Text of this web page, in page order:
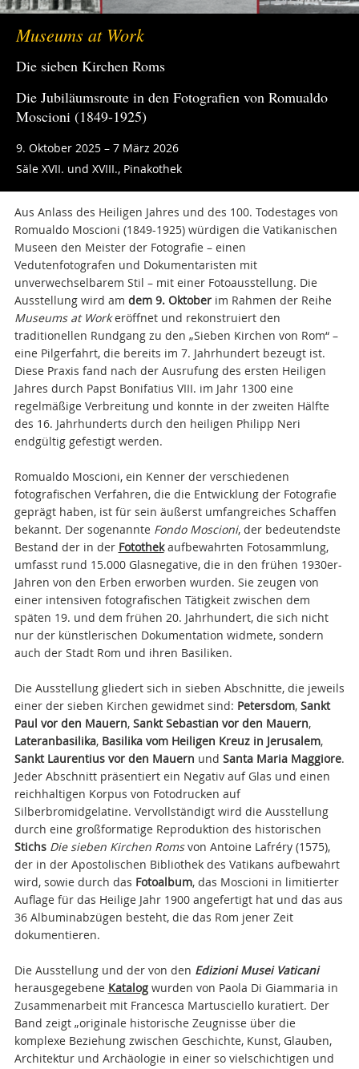
Museums at Work
Die sieben Kirchen Roms
Die Jubiläumsroute in den Fotografien von Romualdo
Moscioni (1849-1925)
9. Oktober 2025 – 7 März 2026
Säle XVII. und XVIII., Pinakothek
Aus Anlass des Heiligen Jahres und des 100. Todestages von
Romualdo Moscioni (1849-1925) würdigen die Vatikanischen
Museen den Meister der Fotografie – einen
Vedutenfotografen und Dokumentaristen mit
unverwechselbarem Stil – mit einer Fotoausstellung. Die
Ausstellung wird am dem 9. Oktoberim Rahmen der Reihe
Museums at Workeröffnet und rekonstruiert den
traditionellen Rundgang zu den „Sieben Kirchen von Rom“ –
eine Pilgerfahrt, die bereits im 7. Jahrhundert bezeugt ist.
Diese Praxis fand nach der Ausrufung des ersten Heiligen
Jahres durch Papst Bonifatius VIII. im Jahr 1300 eine
regelmäßige Verbreitung und konnte in der zweiten Hälfte
des 16. Jahrhunderts durch den heiligen Philipp Neri
endgültig gefestigt werden.
Romualdo Moscioni, ein Kenner der verschiedenen
fotografischen Verfahren, die die Entwicklung der Fotografie
geprägt haben, ist für sein äußerst umfangreiches Schaffen
bekannt. Der sogenannte Fondo Moscioni, der bedeutendste
Bestand der in der Fotothekaufbewahrten Fotosammlung,
umfasst rund 15.000 Glasnegative, die in den frühen 1930er-
Jahren von den Erben erworben wurden. Sie zeugen von
einer intensiven fotografischen Tätigkeit zwischen dem
späten 19. und dem frühen 20. Jahrhundert, die sich nicht
nur der künstlerischen Dokumentation widmete, sondern
auch der Stadt Rom und ihren Basiliken.
Die Ausstellung gliedert sich in sieben Abschnitte, die jeweils
einer der sieben Kirchen gewidmet sind: Petersdom,Sankt
Paul vor den Mauern,Sankt Sebastian vor den Mauern,
Lateranbasilika,Basilika vom Heiligen Kreuz in Jerusalem,
Sankt Laurentius vor den Mauern und Santa Maria Maggiore.
Jeder Abschnitt präsentiert ein Negativ auf Glas und einen
reichhaltigen Korpus von Fotodrucken auf
Silberbromidgelatine. Vervollständigt wird die Ausstellung
durch eine großformatige Reproduktion des historischen
Stichs Die sieben Kirchen Romsvon Antoine Lafréry (1575),
der in der Apostolischen Bibliothek des Vatikans aufbewahrt
wird, sowie durch das Fotoalbum, das Moscioni in limitierter
Auflage für das Heilige Jahr 1900 angefertigt hat und das aus
36 Albuminabzügen besteht, die das Rom jener Zeit
dokumentieren.
Die Ausstellung und der von den Edizioni Musei Vaticani
herausgegebene Katalogwurden von Paola Di Giammaria in
Zusammenarbeit mit Francesca Martusciello kuratiert. Der
Band zeigt „originale historische Zeugnisse über die
komplexe Beziehung zwischen Geschichte, Kunst, Glauben,
Architektur und Archäologie in einer so vielschichtigen und